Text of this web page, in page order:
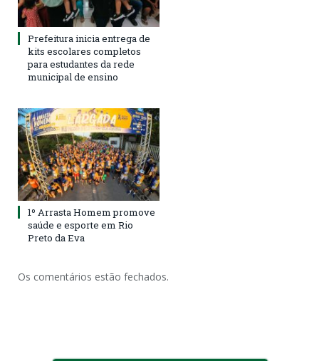
Prefeitura inicia entrega de
kits escolares completos
para estudantes da rede
municipal de ensino
1º Arrasta Homem promove
saúde e esporte em Rio
Preto da Eva
Os comentários estão fechados.